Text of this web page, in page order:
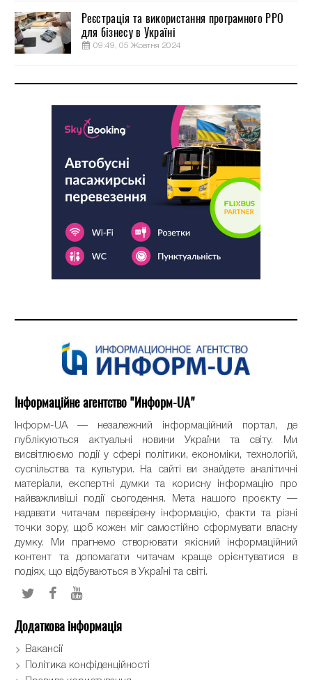
Реєстрація та використання програмного РРО
для бізнесу в Україні
09:49, 05 Жовтня 2024
Інформаційне агентство "Информ-UA"
Інформ-UA — незалежний інформаційний портал, де
публікуються актуальні новини України та світу. Ми
висвітлюємо події у сфері політики, економіки, технологій,
суспільства та культури. На сайті ви знайдете аналітичні
матеріали, експертні думки та корисну інформацію про
найважливіші події сьогодення. Мета нашого проєкту —
надавати читачам перевірену інформацію, факти та різні
точки зору, щоб кожен міг самостійно сформувати власну
думку. Ми прагнемо створювати якісний інформаційний
контент та допомагати читачам краще орієнтуватися в
подіях, що відбуваються в Україні та світі.
Додаткова інформація
Вакансії
Політика конфіденційності